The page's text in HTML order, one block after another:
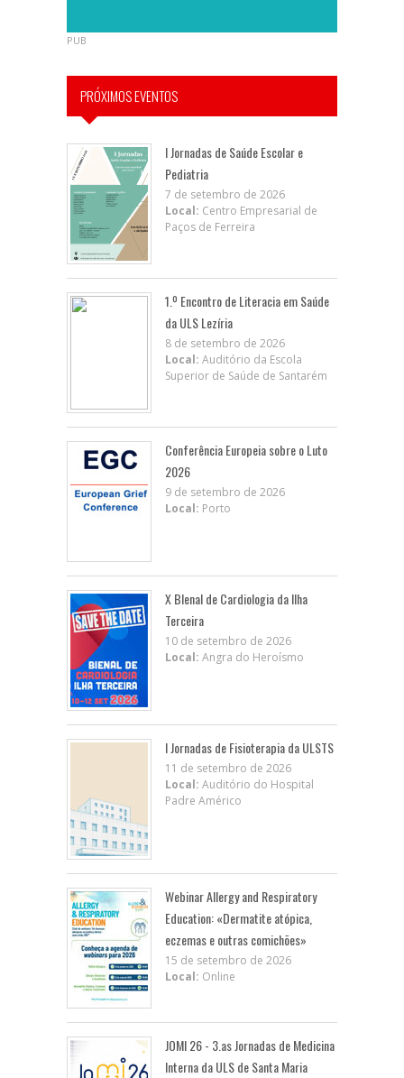
PUB
PRÓXIMOS EVENTOS
I Jornadas de Saúde Escolar e
Pediatria
7 de setembro de 2026
Local: Centro Empresarial de
Paços de Ferreira
1.º Encontro de Literacia em Saúde
da ULS Lezíria
8 de setembro de 2026
Local: Auditório da Escola
Superior de Saúde de Santarém
Conferência Europeia sobre o Luto
2026
9 de setembro de 2026
Local: Porto
X BIenal de Cardiologia da Ilha
Terceira
10 de setembro de 2026
Local: Angra do Heroísmo
I Jornadas de Fisioterapia da ULSTS
11 de setembro de 2026
Local: Auditório do Hospital
Padre Américo
Webinar Allergy and Respiratory
Education: «Dermatite atópica,
eczemas e outras comichões»
15 de setembro de 2026
Local: Online
JOMI 26 - 3.as Jornadas de Medicina
Interna da ULS de Santa Maria